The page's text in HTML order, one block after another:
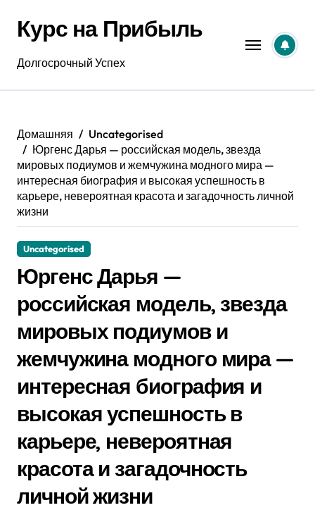
содержанию
Курс на Прибыль
Долгосрочный Успех
Домашняя
Uncategorised
Юргенс Дарья — российская модель, звезда
мировых подиумов и жемчужина модного мира —
интересная биография и высокая успешность в
карьере, невероятная красота и загадочность личной
жизни
Uncategorised
Юргенс Дарья —
российская модель, звезда
мировых подиумов и
жемчужина модного мира —
интересная биография и
высокая успешность в
карьере, невероятная
красота и загадочность
личной жизни